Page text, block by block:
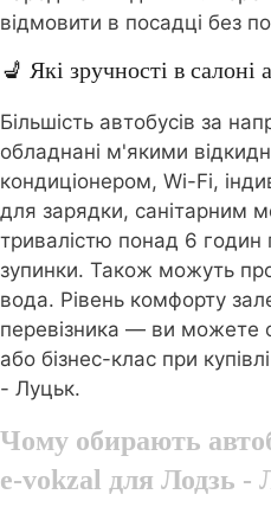
відмовити в посадці без
💺 Які зручності в
Більшість автобусів за
обладнані м'якими
кондиціонером, Wi-Fi,
для зарядки, санітарним
тривалістю понад 6 годин
зупинки. Також можуть
вода. Рівень комфорту
перевізника — ви можете
або бізнес-клас при
- Луцьк.
Чому обирають
e-vokzal для Лодзь -